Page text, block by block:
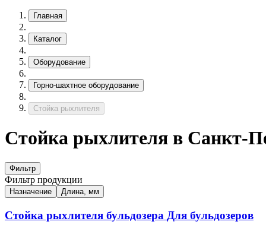
Главная
Каталог
Оборудование
Горно-шахтное оборудование
Стойка рыхлителя
Стойка рыхлителя в Санкт-
Фильтр
Фильтр продукции
Назначение Длина, мм
Стойка рыхлителя бульдозера Для бульдозеров